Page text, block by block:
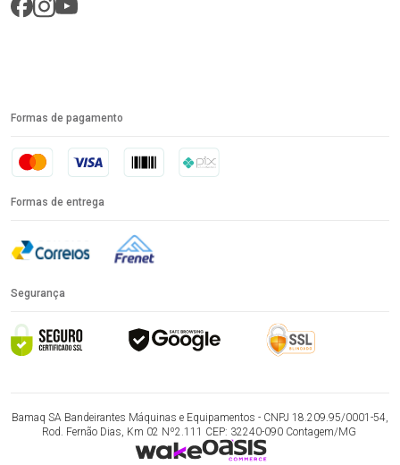
Formas de pagamento
Formas de entrega
Segurança
Bamaq SA Bandeirantes Máquinas e Equipamentos - CNPJ 18.209.95/0001-54,
Rod. Fernão Dias, Km 02 Nº2.111 CEP: 32240-090 Contagem/MG